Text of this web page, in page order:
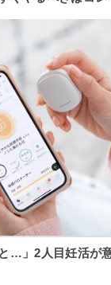
…」2人目妊活が